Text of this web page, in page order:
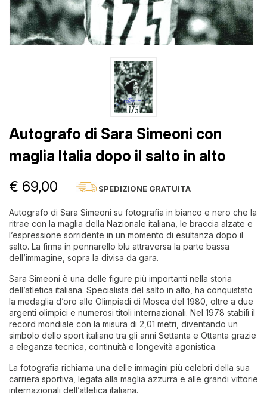
Autografo di Sara Simeoni con
maglia Italia dopo il salto in alto
€ 69,00 SPEDIZIONE GRATUITA
Autografo di Sara Simeoni su fotografia in bianco e nero che la
ritrae con la maglia della Nazionale italiana, le braccia alzate e
l’espressione sorridente in un momento di esultanza dopo il
salto. La firma in pennarello blu attraversa la parte bassa
dell’immagine, sopra la divisa da gara.
Sara Simeoni è una delle figure più importanti nella storia
dell’atletica italiana. Specialista del salto in alto, ha conquistato
la medaglia d’oro alle Olimpiadi di Mosca del 1980, oltre a due
argenti olimpici e numerosi titoli internazionali. Nel 1978 stabilì il
record mondiale con la misura di 2,01 metri, diventando un
simbolo dello sport italiano tra gli anni Settanta e Ottanta grazie
a eleganza tecnica, continuità e longevità agonistica.
La fotografia richiama una delle immagini più celebri della sua
carriera sportiva, legata alla maglia azzurra e alle grandi vittorie
internazionali dell’atletica italiana.